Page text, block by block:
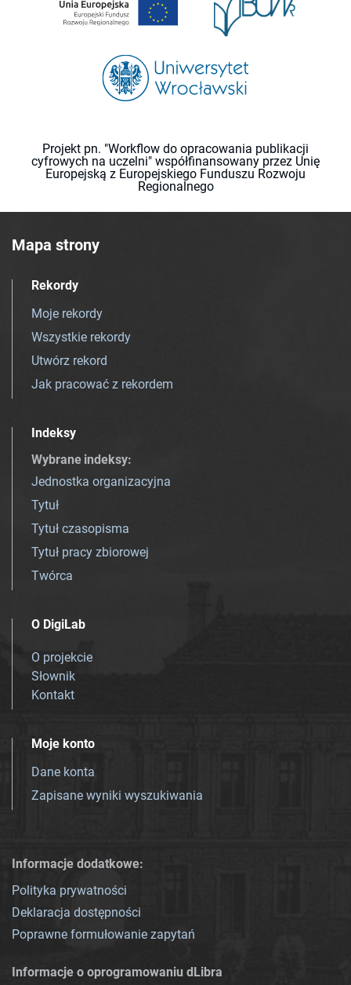
Projekt pn. "Workflow do opracowania publikacji
cyfrowych na uczelni" współfinansowany przez Unię
Europejską z Europejskiego Funduszu Rozwoju
Regionalnego
Mapa strony
Rekordy
Moje rekordy
Wszystkie rekordy
Utwórz rekord
Jak pracować z rekordem
Indeksy
Wybrane indeksy:
Jednostka organizacyjna
Tytuł
Tytuł czasopisma
Tytuł pracy zbiorowej
Twórca
O DigiLab
O projekcie
Słownik
Kontakt
Moje konto
Dane konta
Zapisane wyniki wyszukiwania
Informacje dodatkowe:
Polityka prywatności
Deklaracja dostępności
Poprawne formułowanie zapytań
Informacje o oprogramowaniu dLibra